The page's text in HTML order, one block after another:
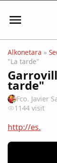
Iniciar
Mi
El
Alkonetara »
"La tarde"
tarde"
Fco. Javier
1144 visit
http://es.